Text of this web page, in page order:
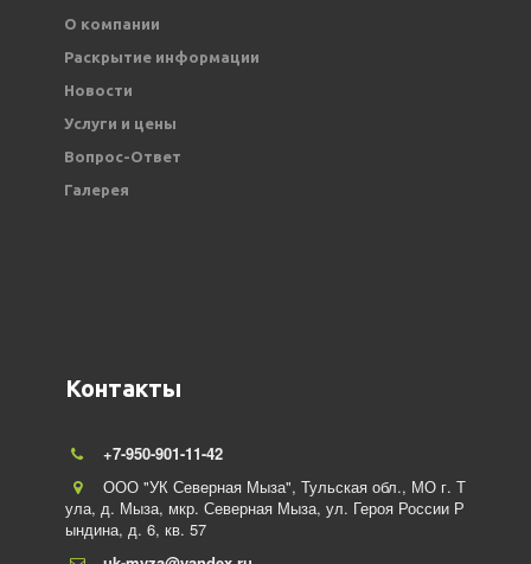
О компании
Раскрытие информации
Новости
Услуги и цены
Вопрос-Ответ
Галерея
Контакты
+7-950-901-11-42
ООО "УК Северная Мыза", Тульская обл., МО г. Т
ула, д. Мыза, мкр. Северная Мыза, ул. Героя России Р
ындина, д. 6, кв. 57